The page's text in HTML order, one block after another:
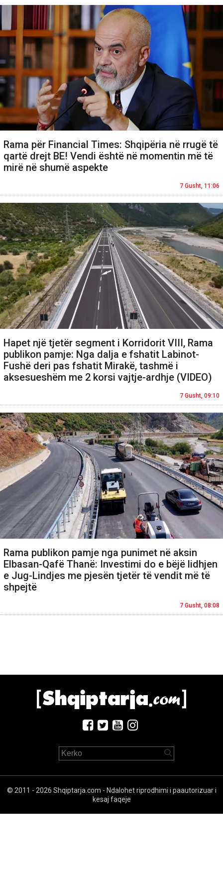
Rama për Financial Times: Shqipëria në rrugë të
qartë drejt BE! Vendi është në momentin më të
mirë në shumë aspekte
7 Gusht, 11:06
Hapet një tjetër segment i Korridorit VIII, Rama
publikon pamje: Nga dalja e fshatit Labinot-
Fushë deri pas fshatit Mirakë, tashmë i
aksesueshëm me 2 korsi vajtje-ardhje (VIDEO)
7 Gusht, 09:10
Rama publikon pamje nga punimet në aksin
Elbasan-Qafë Thanë: Investimi do e bëjë lidhjen
e Jug-Lindjes me pjesën tjetër të vendit më të
shpejtë
7 Gusht, 08:08
© 2011 - 2026 Shqiptarja.com - Ndalohet riprodhimi i paautorizuar i
kesaj faqeje